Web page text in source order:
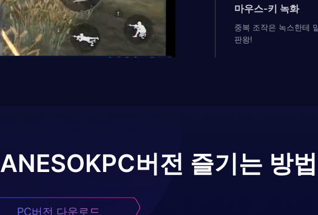
마우스-키 녹화
중복 조작은 녹스한테
판왕!
ANESOKPC버전 즐기는 방법
PC버전 다운로드